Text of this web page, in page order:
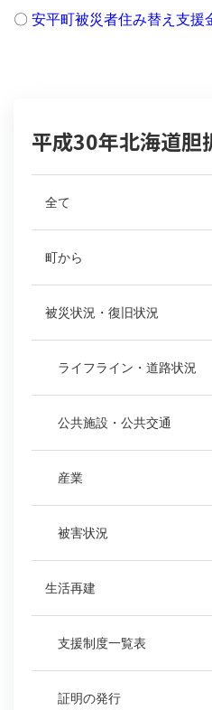
〇 安平町被災者住み替え支援
平成30年北海道胆
全て
町から
被災状況・復旧状況
ライフライン・道路状況
公共施設・公共交通
産業
被害状況
生活再建
支援制度一覧表
証明の発行